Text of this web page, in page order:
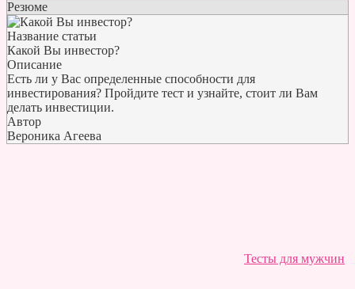
Резюме
Название статьи
Какой Вы инвестор?
Описание
Есть ли у Вас определенные способности для
инвестирования? Пройдите тест и узнайте, стоит ли Вам
делать инвестиции.
Автор
Вероника Агеева
Тесты для мужчин